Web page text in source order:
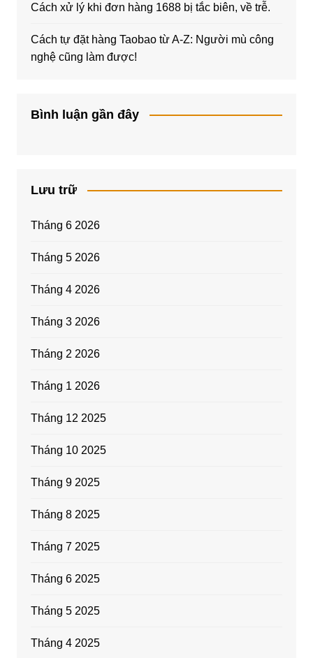
Cách xử lý khi đơn hàng 1688 bị tắc biên, về trễ.
Cách tự đặt hàng Taobao từ A-Z: Người mù công
nghệ cũng làm được!
Bình luận gần đây
Lưu trữ
Tháng 6 2026
Tháng 5 2026
Tháng 4 2026
Tháng 3 2026
Tháng 2 2026
Tháng 1 2026
Tháng 12 2025
Tháng 10 2025
Tháng 9 2025
Tháng 8 2025
Tháng 7 2025
Tháng 6 2025
Tháng 5 2025
Tháng 4 2025